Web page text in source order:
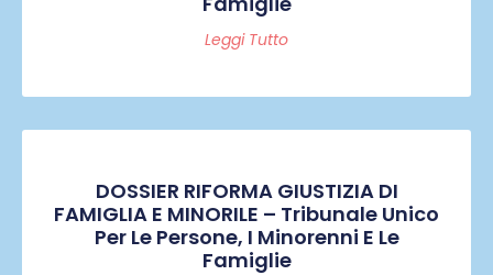
Leggi Tutto
DOSSIER RIFORMA GIUSTIZIA DI
FAMIGLIA E MINORILE – Tribunale Unico
Per Le Persone, I Minorenni E Le
Famiglie